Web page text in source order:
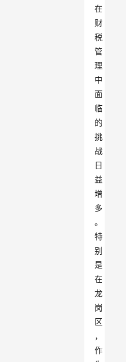
在
财
税
管
理
中
面
临
的
挑
战
日
益
增
多
。
特
别
是
在
龙
岗
区
，
作